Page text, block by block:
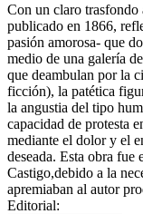
Con un claro
publicado en 1866,
pasión amorosa- que
medio de una galería
que deambulan por la
ficción), la patética
la angustia del tipo
capacidad de protesta
mediante el dolor y el
deseada. Esta obra
Castigo,debido a la
apremiaban al autor
Editorial: